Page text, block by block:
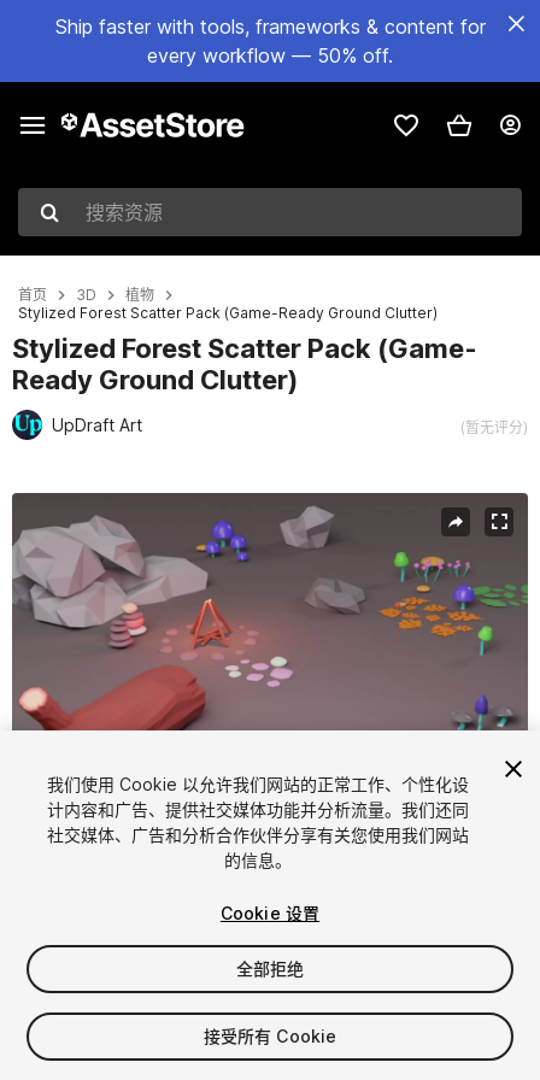
Ship faster with tools, frameworks & content for
every workflow — 50% off.
搜索资源
首页 3D
植物
Stylized Forest Scatter Pack (Game-Ready Ground Clutter)
Stylized Forest Scatter Pack (Game-
Ready Ground Clutter)
UpDraft Art (暂无评分)
1/21
$7.99
增值税将在结算时计算
我们使用 Cookie 以允许我们网站的正常工作、个性化设
计内容和广告、提供社交媒体功能并分析流量。我们还同
社交媒体、广告和分析合作伙伴分享有关您使用我们网站
的信息。
Cookie 设置
全部拒绝
接受所有 Cookie